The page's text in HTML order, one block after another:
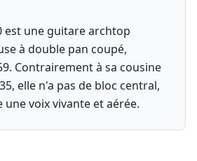
est une guitare archtop
à double pan coupé,
Contrairement à sa cousine
elle n'a pas de bloc central,
voix vivante et aérée.